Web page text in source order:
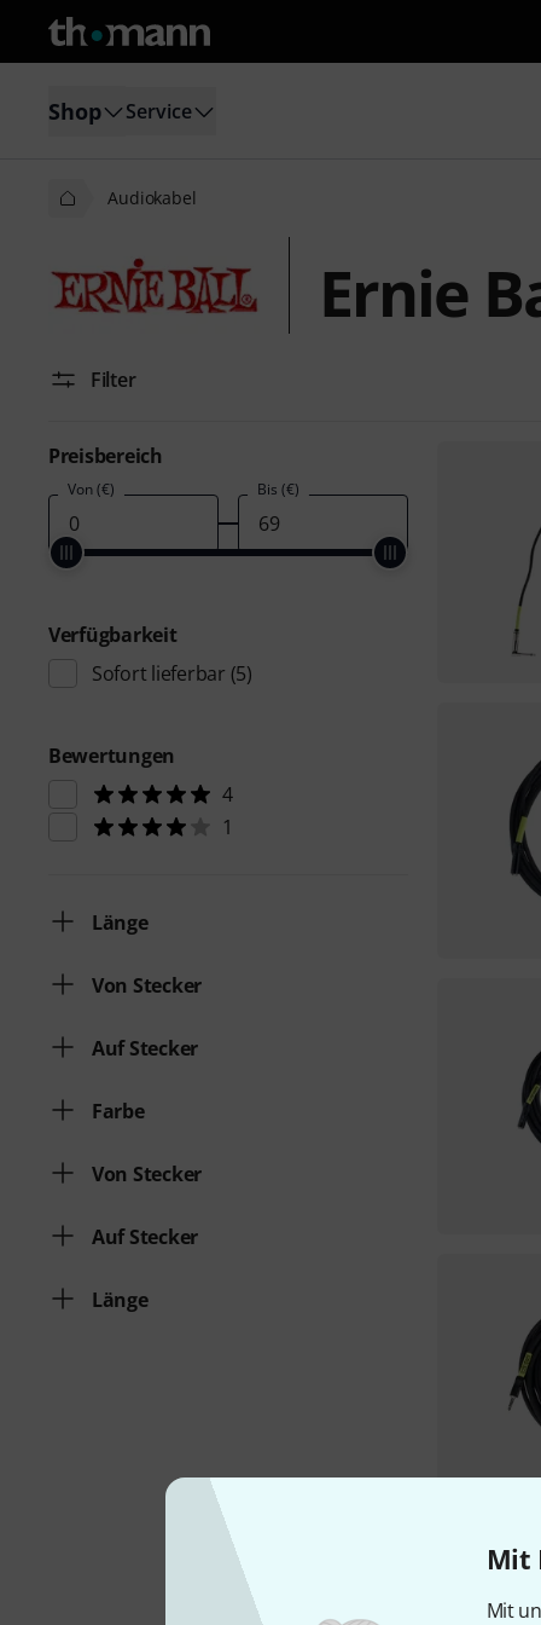
Mit
Mit
Shop Service
Audiokabel
Ernie
Filter
Preisbereich
Von (€) Bis (€)
Verfügbarkeit
Sofort lieferbar (5)
Bewertungen
4
1
Länge
Von Stecker
Auf Stecker
Farbe
Von Stecker
Auf Stecker
Länge